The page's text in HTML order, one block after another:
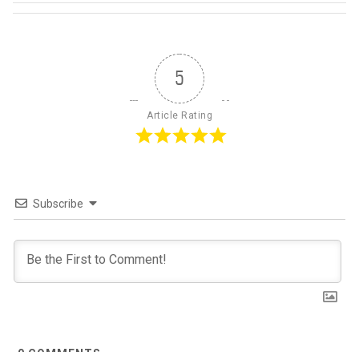
5
Article Rating
Subscribe